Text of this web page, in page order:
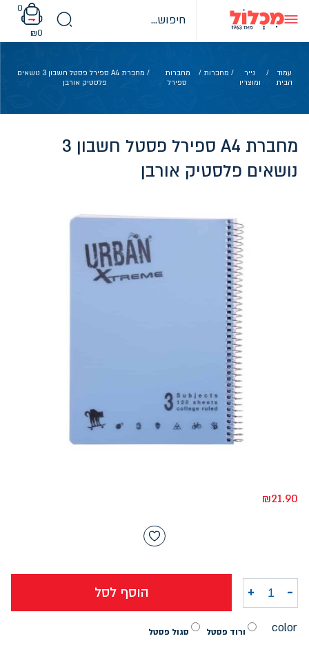
content
0
₪0
עמוד
הבית
/
נייר
ומוצריו
/ מחברות/
מחברות
ספירל
/ מחברת A4 ספירל פסטל חשבון 3 נושאים
פלסטיק אורבן
מחברת A4 ספירל פסטל חשבון 3
נושאים פלסטיק אורבן
₪21.90
color ורוד פסטל סגול פסטל
- כמות של מחברת A4 ספירל פסטל חשבון 3 נושאים פלסטיק אורבן
+ הוסף לסל